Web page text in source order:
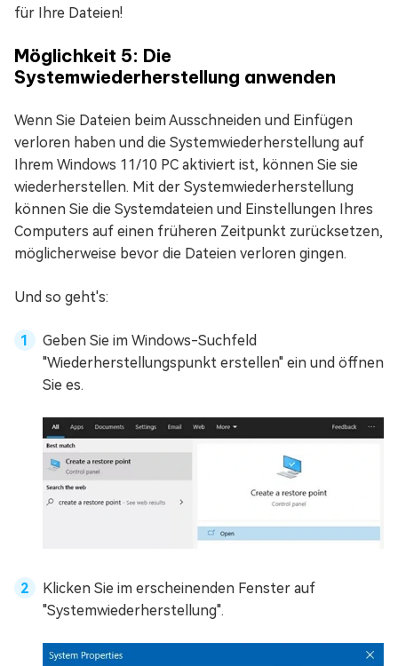
für Ihre Dateien!
Möglichkeit 5: Die
Systemwiederherstellung anwenden
Wenn Sie Dateien beim Ausschneiden und Einfügen
verloren haben und die Systemwiederherstellung auf
Ihrem Windows 11/10 PC aktiviert ist, können Sie sie
wiederherstellen. Mit der Systemwiederherstellung
können Sie die Systemdateien und Einstellungen Ihres
Computers auf einen früheren Zeitpunkt zurücksetzen,
möglicherweise bevor die Dateien verloren gingen.
Und so geht's:
Geben Sie im Windows-Suchfeld
"Wiederherstellungspunkt erstellen" ein und öffnen
Sie es.
Klicken Sie im erscheinenden Fenster auf
"Systemwiederherstellung".